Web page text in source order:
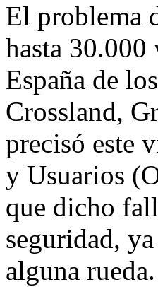
El problema
hasta
España de
Crossland,
precisó este
y Usuarios
que dicho
seguridad,
alguna rueda.